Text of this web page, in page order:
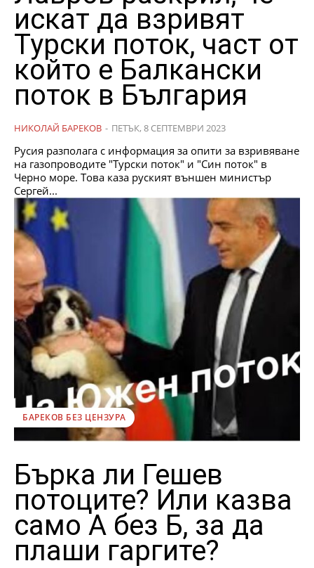
искат да взривят
Турски поток, част от
който е Балкански
поток в България
НИКОЛАЙ БАРЕКОВ - ПЕТЪК, 8 СЕПТЕМВРИ 2023
Русия разполага с информация за опити за взривяване
на газопроводите "Турски поток" и "Син поток" в
Черно море. Това каза руският външен министър
Сергей...
БАРЕКОВ БЕЗ ЦЕНЗУРА
Бърка ли Гешев
потоците? Или казва
само А без Б, за да
плаши гаргите?